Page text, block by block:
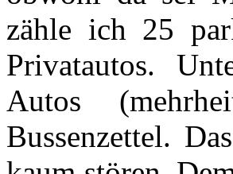
zähle ich 25
Privatautos.
Autos
Bussenzettel.